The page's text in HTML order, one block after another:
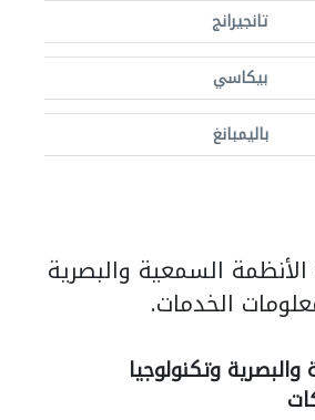
تانجيرانج
بيكاسي
باليمبانغ
السمعية والبصرية
الخدمات.
وتكنولوجيا